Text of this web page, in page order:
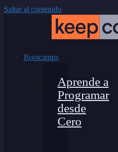
Saltar al contenido
Bootcamps
Aprende a
Programar
desde
Cero